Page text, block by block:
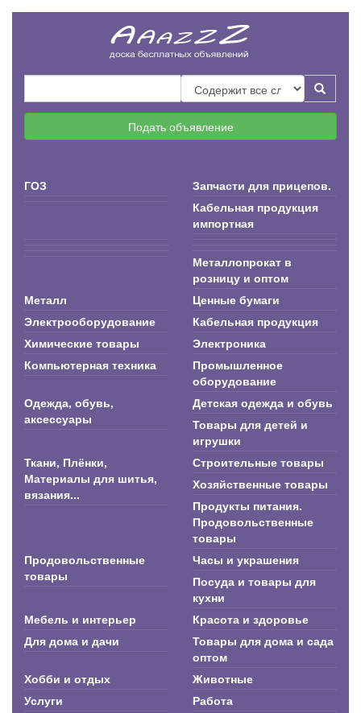
Подать объявление
ГОЗ
Запчасти для прицепов.
Кабельная продукция
импортная
Металлопрокат в
розницу и оптом
Металл
Ценные бумаги
Электрооборудование
Кабельная продукция
Химические товары
Электроника
Компьютерная техника
Промышленное
оборудование
Одежда, обувь,
аксессуары
Детская одежда и обувь
Товары для детей и
игрушки
Ткани, Плёнки,
Материалы для шитья,
вязания...
Строительные товары
Хозяйственные товары
Продукты питания.
Продовольственные
товары
Продовольственные
товары
Часы и украшения
Посуда и товары для
кухни
Мебель и интерьер
Красота и здоровье
Для дома и дачи
Товары для дома и сада
оптом
Хобби и отдых
Животные
Услуги
Работа